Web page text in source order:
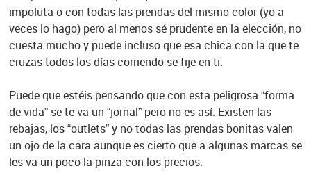
impoluta o con todas las prendas del mismo color (yo a
veces lo hago) pero al menos sé prudente en la elección, no
cuesta mucho y puede incluso que esa chica con la que te
cruzas todos los días corriendo se fije en ti.
Puede que estéis pensando que con esta peligrosa “forma
de vida” se te va un “jornal” pero no es así. Existen las
rebajas, los “outlets” y no todas las prendas bonitas valen
un ojo de la cara aunque es cierto que a algunas marcas se
les va un poco la pinza con los precios.